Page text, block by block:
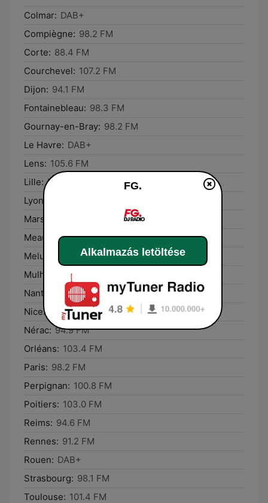
Colmar: DAB+
Compiègne: 98.2 FM
Corte: 88.4 FM
Courchevel: 107.2 FM
Dijon: 94.1 FM
Fontainebleau: 98.3 FM
Gournay-en-Bray: 98.2 FM
Le Havre: DAB+
Lens: 105.6 FM
Lille: DAB+
Lyon:
Marseille:
Meaux:
98.4 FM
Melun:
94.9 FM
Mulhouse:
DAB+
Nantes:
DAB+
Nice:
DAB+
Nérac: 94.9 FM
Orléans: 103.4 FM
Paris: 98.2 FM
Perpignan: 100.8 FM
Poitiers: 103.0 FM
Reims: 94.6 FM
Rennes: 91.2 FM
Rouen: DAB+
Strasbourg: 98.1 FM
Toulouse: 101.4 FM
FG.
Alkalmazás letöltése